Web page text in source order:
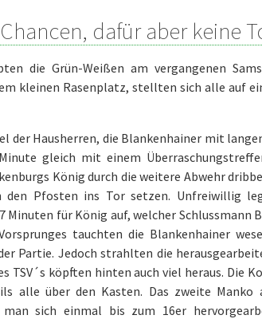
dafür aber keine
die Grün-Weißen am vergangenen
kleinen Rasenplatz, stellten sich alle auf
der Hausherren, die Blankenhainer mit
gleich mit einem
König durch die weitere Abwehr
den Pfosten ins Tor setzen. Unfreiwillig
Minuten für König auf, welcher Schlussmann
tauchten die Blankenhainer
Partie. Jedoch strahlten die
TSV´s köpften hinten auch viel heraus. Die
alle über den Kasten. Das zweite Manko
man sich einmal bis zum 16er